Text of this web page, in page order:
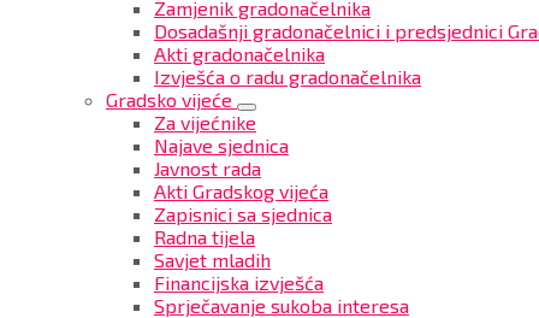
Zamjenik gradonačelnika
Dosadašnji gradonačelnici i predsjednici
Akti gradonačelnika
Izvješća o radu gradonačelnika
Gradsko vijeće
Za vijećnike
Najave sjednica
Javnost rada
Akti Gradskog vijeća
Zapisnici sa sjednica
Radna tijela
Savjet mladih
Financijska izvješća
Sprječavanje sukoba interesa